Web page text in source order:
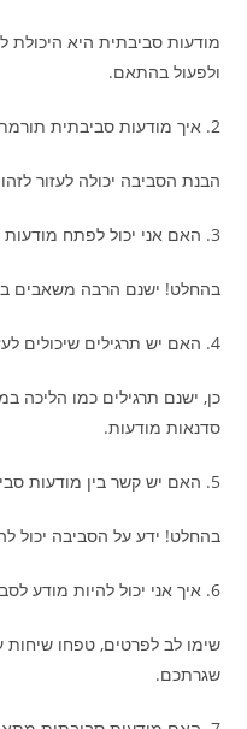
מודעות סביבתית היא היכולת
ולפעול בהתאם.
2. איך מודעות סביבתית תורמת להגנה עצמית?
הבנת הסביבה יכולה לעזור
3. האם אני יכול לפתח מודעות סביבתית לבד?
בהחלט! ישנם הרבה משאבים
4. האם יש תרגילים שיכולים לעזור לפתח מודעות זו?
כן, ישנם תרגילים כמו הליכה
סדנאות מודעות.
5. האם יש קשר בין מודעות סביבתית לבין בריאות נפשית?
בהחלט! ידע על הסביבה יכול
6. איך אני יכול להיות מודע לסביבה שלי ביומיום?
שימו לב לפרטים, טפחו שיחות
שגרתכם.